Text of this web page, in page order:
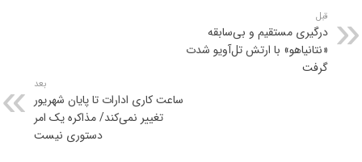
قبل
درگیری مستقیم و بی‌سابقه
«نتانیاهو» با ارتش تل‌آویو شدت
گرفت
بعد
ساعت کاری ادارات تا پایان شهریور
تغییر نمی‌کند/ مذاکره یک امر
دستوری نیست